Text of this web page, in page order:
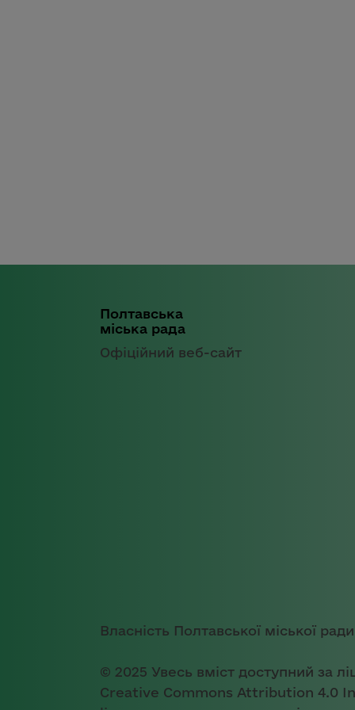
Полтавська
міська рада
Офіційний веб-сайт
Власність Полтавської міської ради
© 2025 Увесь вміст доступний за
Creative Commons Attribution 4.0